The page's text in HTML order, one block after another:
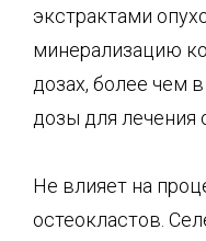
экстрактами
минерализацию
дозах, более чем
дозы для лечения
Не влияет на
остеокластов.